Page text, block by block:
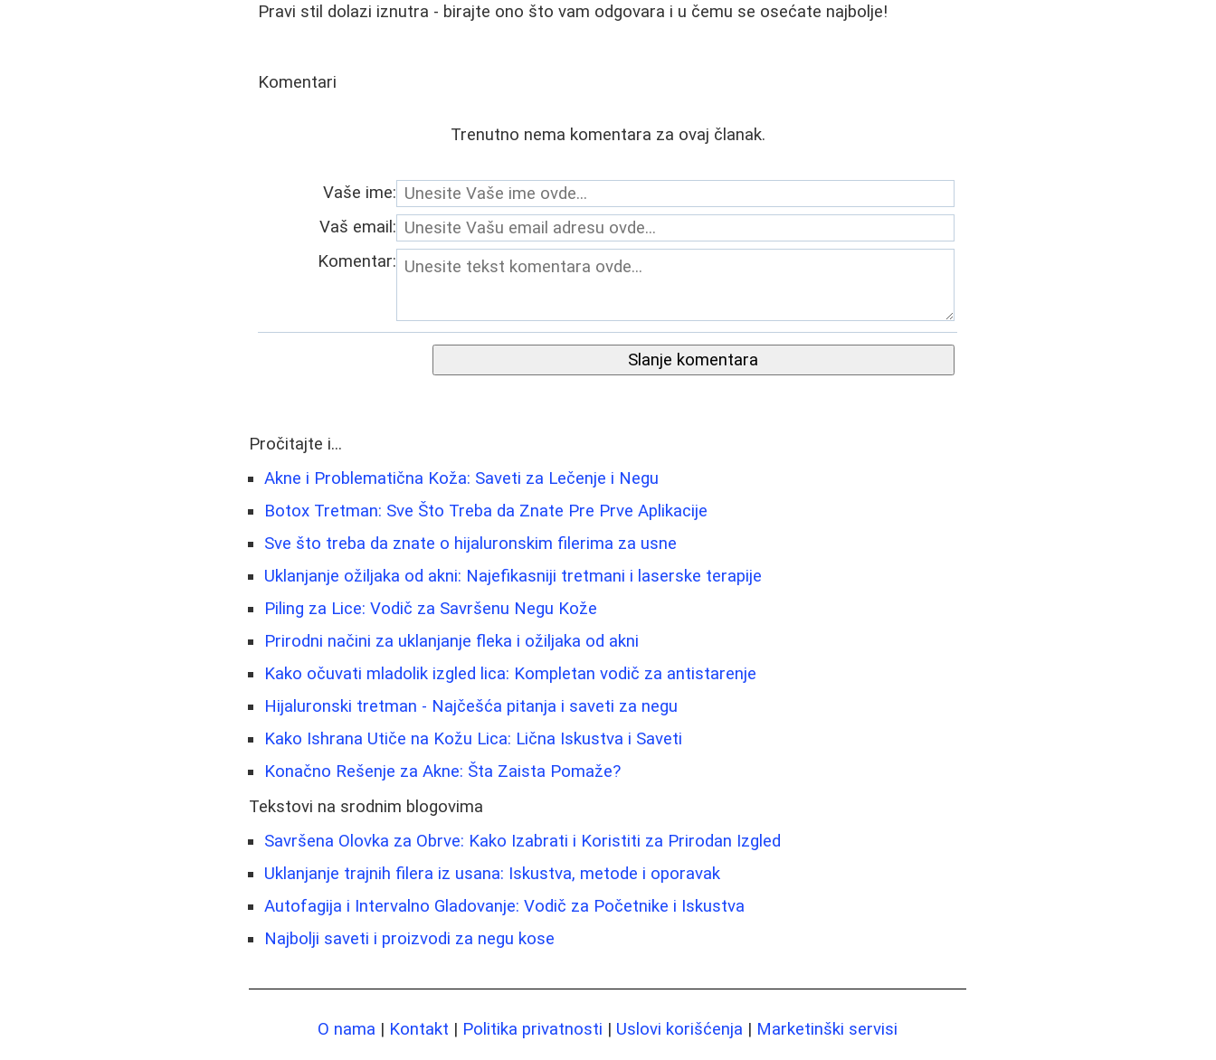
Pravi stil dolazi iznutra - birajte ono što vam odgovara i u čemu se osećate najbolje!
Komentari
Trenutno nema komentara za ovaj članak.
Vaše ime:
Vaš email:
Komentar:
Slanje komentara
Pročitajte i...
Akne i Problematična Koža: Saveti za Lečenje i Negu
Botox Tretman: Sve Što Treba da Znate Pre Prve Aplikacije
Sve što treba da znate o hijaluronskim filerima za usne
Uklanjanje ožiljaka od akni: Najefikasniji tretmani i laserske terapije
Piling za Lice: Vodič za Savršenu Negu Kože
Prirodni načini za uklanjanje fleka i ožiljaka od akni
Kako očuvati mladolik izgled lica: Kompletan vodič za antistarenje
Hijaluronski tretman - Najčešća pitanja i saveti za negu
Kako Ishrana Utiče na Kožu Lica: Lična Iskustva i Saveti
Konačno Rešenje za Akne: Šta Zaista Pomaže?
Tekstovi na srodnim blogovima
Savršena Olovka za Obrve: Kako Izabrati i Koristiti za Prirodan Izgled
Uklanjanje trajnih filera iz usana: Iskustva, metode i oporavak
Autofagija i Intervalno Gladovanje: Vodič za Početnike i Iskustva
Najbolji saveti i proizvodi za negu kose
O nama | Kontakt | Politika privatnosti | Uslovi korišćenja | Marketinški servisi